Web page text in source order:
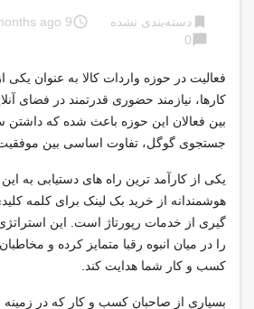
bookmark دسته‌بندی نشده access_time
9 months ago
chat_bubble
0
فعالیت در حوزه واردات کالا به عنوان
کارها، نیازمند حضوری قدرتمند در فضای
بین فعالان این حوزه باعث شده که داشتن
جستجوی گوگل، تفاوت اساسی بین
یکی از کارآمد ترین راه های دستیابی به
هوشمندانه از خرید بک لینک برای کلمه
گیری از خدمات رپورتاژ است. این
را در میان انبوه رقبا متمایز کرده و
کسب و کار شما هدایت کند.
بسیاری از صاحبان کسب و کار که در زمینه